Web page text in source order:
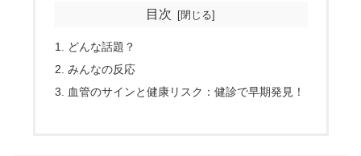
目次
どんな話題？
みんなの反応
血管のサインと健康リスク：健診で早期発見！